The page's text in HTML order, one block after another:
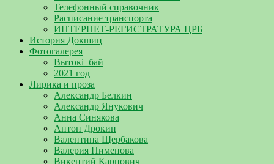
Телефонный справочник
Расписание транспорта
ИНТЕРНЕТ-РЕГИСТРАТУРА ЦРБ
История Докшиц
Фотогалерея
Вытокі_бай
2021 год
Лирика и проза
Александр Белкин
Александр Янукович
Анна Синякова
Антон Дрокин
Валентина Щербакова
Валерия Пименова
Викентий Карпович